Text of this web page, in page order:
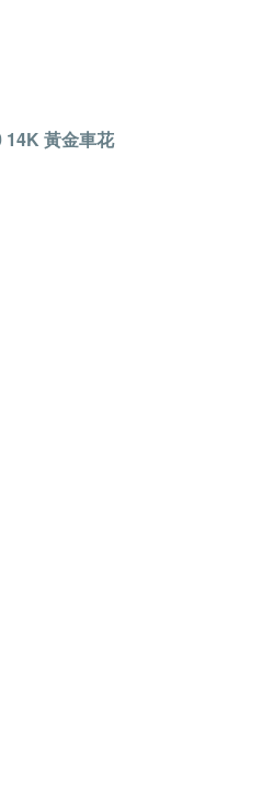
14K 黃金車花